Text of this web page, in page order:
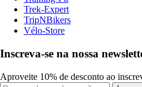
Trek-Expert
TripNBikers
Vélo-Store
Inscreva-se na nossa
Aproveite 10% de desconto ao